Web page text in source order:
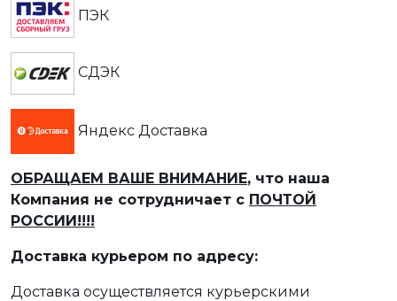
ПЭК
СДЭК
Яндекс Доставка
ОБРАЩАЕМ ВАШЕ ВНИМАНИЕ, что наша
Компания не сотрудничает с ПОЧТОЙ
РОССИИ!!!!
Доставка курьером по адресу:
Доставка осуществляется курьерскими